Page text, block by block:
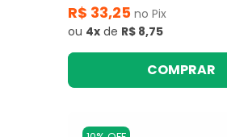
R$ 33,25 no Pix
ou 4x de R$ 8,75
COMPRAR